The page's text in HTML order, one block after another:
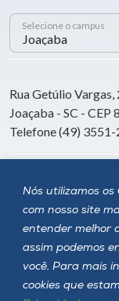
Nós utilizamos
com nosso site
entender melhor
assim podemos
você. Para mais
cookies que
Selecione o campus
Rua Getúlio
Joaçaba - SC -
Telefone (49)
Siga a